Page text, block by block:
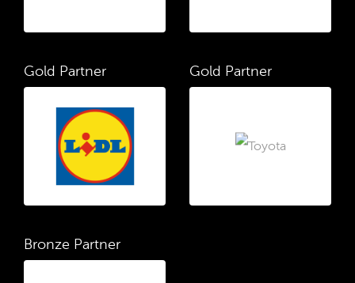
Gold Partner Gold Partner
Bronze Partner